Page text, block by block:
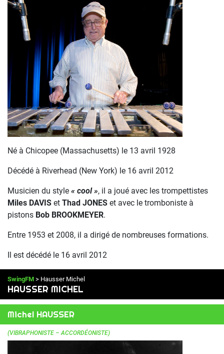
Né à Chicopee (Massachusetts) le 13 avril 1928
Décédé à Riverhead (New York) le 16 avril 2012
Musicien du style « cool », il a joué avec les trompettistes
Miles DAVIS et Thad JONES et avec le tromboniste à
pistons Bob BROOKMEYER.
Entre 1953 et 2008, il a dirigé de nombreuses formations.
Il est décédé le 16 avril 2012
SwingFM > Hausser Michel
HAUSSER MICHEL
Michel HAUSSER
(VIBRAPHONISTE – ACCORDÉONISTE)